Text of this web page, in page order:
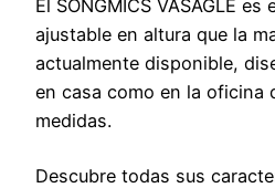
El SONGMICS VASAGLE
ajustable en altura que la
actualmente disponible,
en casa como en la oficina
medidas.
Descubre todas sus